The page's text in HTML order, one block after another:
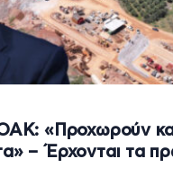
«Προχωρούν
– Έρχονται τα